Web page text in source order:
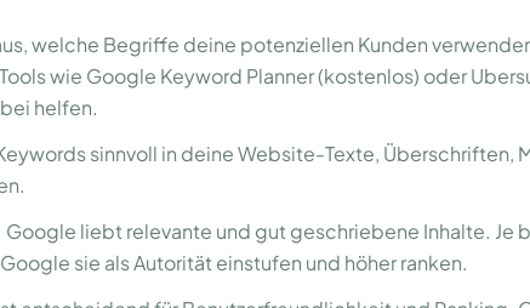
welche Begriffe deine potenziellen Kunden
wie Google Keyword Planner (kostenlos) oder
helfen.
sinnvoll in deine Website-Texte, Überschriften,
Google liebt relevante und gut geschriebene Inhalte. Je
sie als Autorität einstufen und höher ranken.